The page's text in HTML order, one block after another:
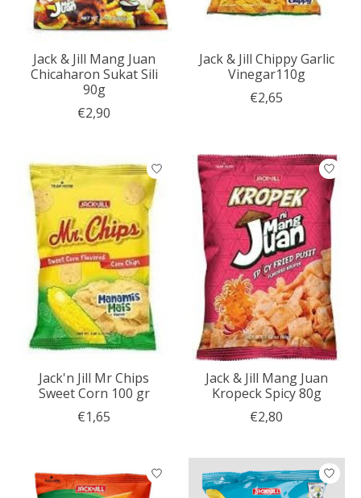
Jack & Jill Mang Juan
Chicaharon Sukat Sili
90g
€2,90
Jack & Jill Chippy Garlic
Vinegar110g
€2,65
Jack'n Jill Mr Chips
Sweet Corn 100 gr
€1,65
Jack & Jill Mang Juan
Kropeck Spicy 80g
€2,80